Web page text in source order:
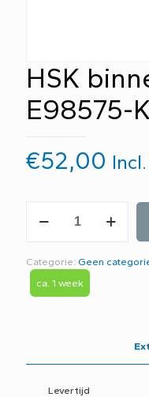
HSK
E98575-
€52,00
binnenwerk
aantal
Categorie: Geen
ca. 1 week
Levertijd